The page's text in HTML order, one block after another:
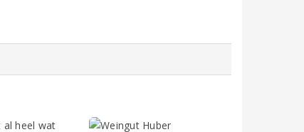
al heel wat